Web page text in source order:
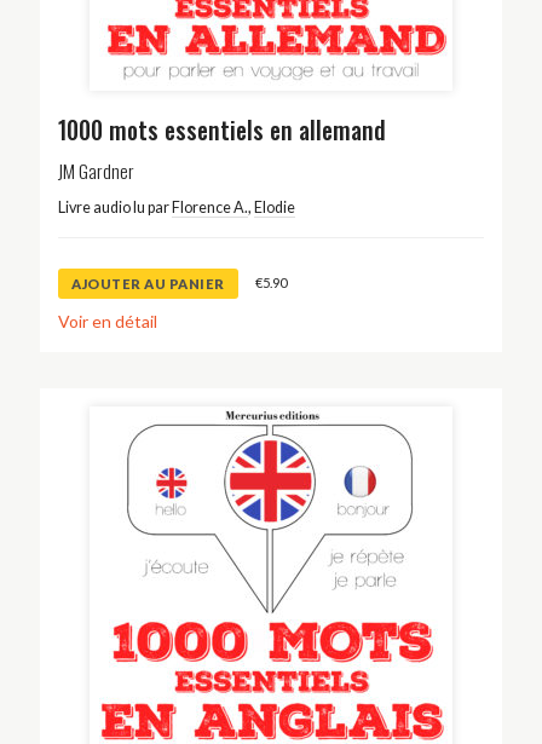
1000 mots essentiels en allemand
JM Gardner
Livre audio lu par Florence A., Elodie
AJOUTER AU PANIER €5.90
Voir en détail